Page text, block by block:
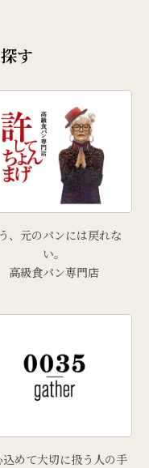
す
、元のパンには戻れな
い。
高級食パン専門店
込めて大切に扱う人の手